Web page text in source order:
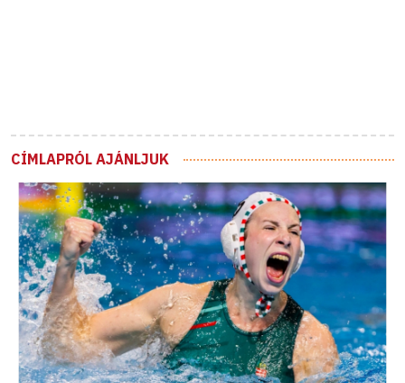
CÍMLAPRÓL AJÁNLJUK